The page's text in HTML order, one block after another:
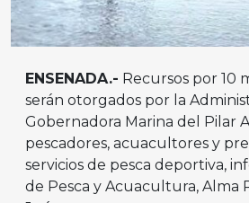
ENSENADA.- Recursos por 10
serán otorgados por la
Gobernadora Marina del Pilar
pescadores, acuacultores y
servicios de pesca deportiva,
de Pesca y Acuacultura, Alma